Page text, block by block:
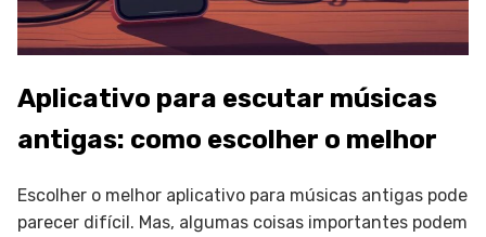
Aplicativo para escutar músicas
antigas: como escolher o melhor
Escolher o melhor aplicativo para músicas antigas pode
parecer difícil. Mas, algumas coisas importantes podem